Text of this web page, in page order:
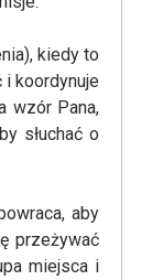
kiedy to
koordynuje
wzór Pana,
słuchać o
aby
przeżywać
miejsca i